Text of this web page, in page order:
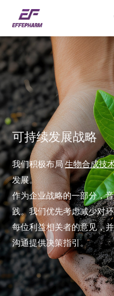
可持续发展战略
我们积极布局生物合成技
发展。
作为企业战略的一部分，
践。我们优先考虑减少对
每位利益相关者的意见，
沟通提供决策指引。